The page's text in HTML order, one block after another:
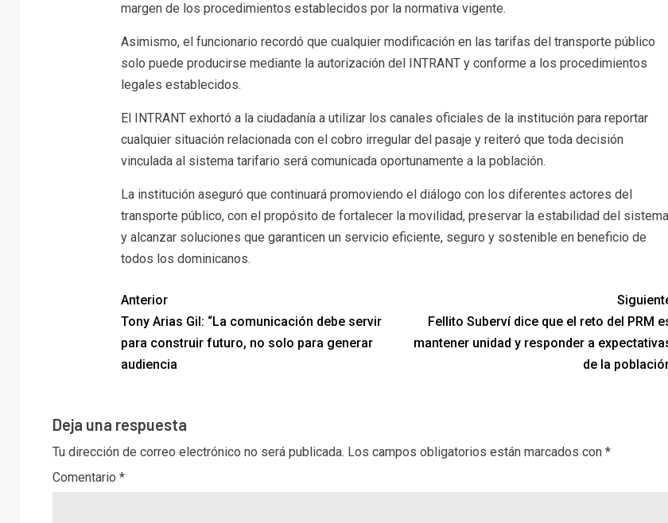
margen de los procedimientos establecidos por la normativa vigente.
Asimismo, el funcionario recordó que cualquier modificación en las tarifas del transporte público
solo puede producirse mediante la autorización del INTRANT y conforme a los procedimientos
legales establecidos.
El INTRANT exhortó a la ciudadanía a utilizar los canales oficiales de la institución para reportar
cualquier situación relacionada con el cobro irregular del pasaje y reiteró que toda decisión
vinculada al sistema tarifario será comunicada oportunamente a la población.
La institución aseguró que continuará promoviendo el diálogo con los diferentes actores del
transporte público, con el propósito de fortalecer la movilidad, preservar la estabilidad del sistema
y alcanzar soluciones que garanticen un servicio eficiente, seguro y sostenible en beneficio de
todos los dominicanos.
Anterior
Tony Arias Gil: “La comunicación debe servir
para construir futuro, no solo para generar
audiencia
Fellito Suberví dice que el reto del PRM
mantener unidad y responder a
de la
Deja una respuesta
Tu dirección de correo electrónico no será publicada. Los campos obligatorios están marcados con *
Comentario *